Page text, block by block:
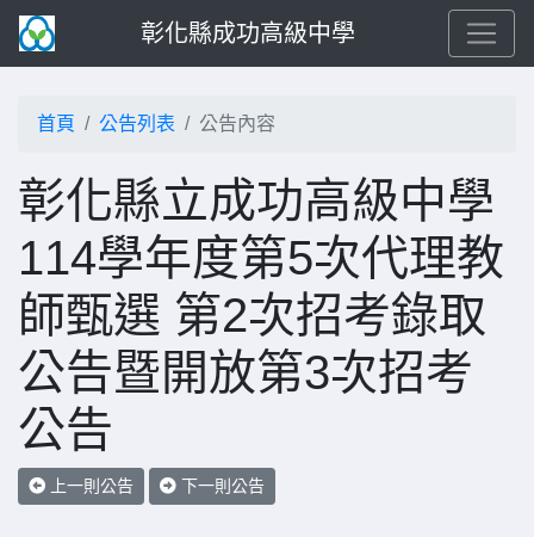
彰化縣成功高級中學
首頁 公告列表 公告內容
彰化縣立成功高級中學
114學年度第5次代理教
師甄選 第2次招考錄取
公告暨開放第3次招考
公告
上一則公告 下一則公告